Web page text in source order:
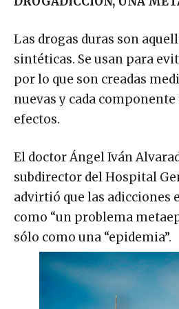
Las drogas duras son
sintéticas. Se usan para
por lo que son creadas
nuevas y cada
efectos.
El doctor Ángel Iván
subdirector del Hospital
advirtió que las adicciones
como “un problema
sólo como una “epidemia”.